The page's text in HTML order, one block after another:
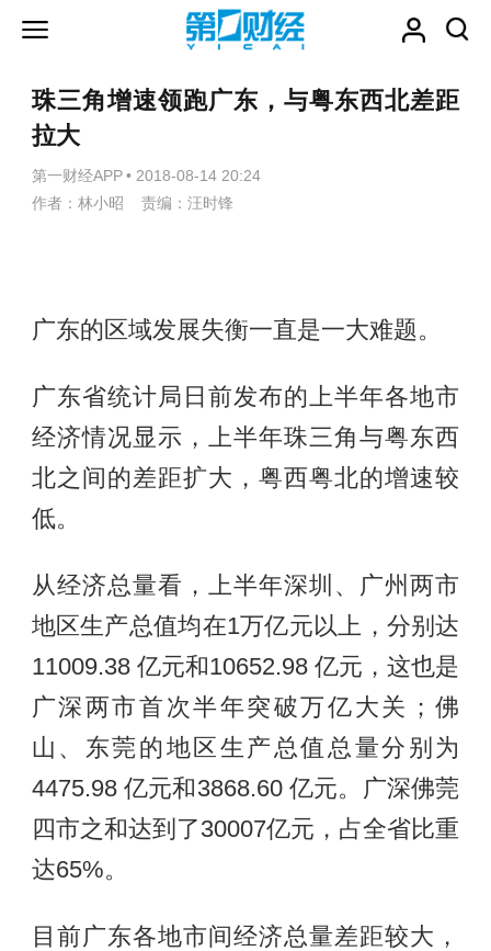
珠三角增速领跑广东，与粤东西北差距
拉大
第一财经APP • 2018-08-14 20:24
作者：林小昭 责编：汪时锋
广东的区域发展失衡一直是一大难题。
广东省统计局日前发布的上半年各地市
经济情况显示，上半年珠三角与粤东西
北之间的差距扩大，粤西粤北的增速较
低。
从经济总量看，上半年深圳、广州两市
地区生产总值均在1万亿元以上，分别达
11009.38 亿元和10652.98 亿元，这也是
广深两市首次半年突破万亿大关；佛
山、东莞的地区生产总值总量分别为
4475.98 亿元和3868.60 亿元。广深佛莞
四市之和达到了30007亿元，占全省比重
达65%。
目前广东各地市间经济总量差距较大，